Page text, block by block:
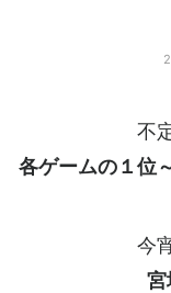
不
各ゲームの１位
今